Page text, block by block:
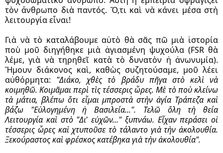
τὸν ἄνθρωπο διὰ παντός. Ὅ,τι καὶ νὰ κάνει μέσα στὴ
λειτουργία εἶναι!
Γιὰ νὰ τὸ καταλάβουμε αὐτὸ θὰ σᾶς πῶ μιὰ ἱστορία
ποὺ μοῦ διηγήθηκε μιὰ ἁγιασμένη ψυχούλα (FSR θὰ
λέμε, γιὰ νὰ τηρηθεῖ κατὰ τὸ δυνατὸν ἡ ἀνωνυμία).
Ἤμουν διάκονος καὶ, καθὼς συζητούσαμε, μοῦ λέει
αὐθόρμητα: "Διάκο, χθὲς τὸ βράδυ πῆγα στὸ κελὶ νὰ
κοιμηθῶ. Κοιμᾶμαι περὶ τὶς τέσσερις ὧρες. Μὲ τὸ ποὺ κλείνω
τὰ μάτια, βλέπω ὅτι εἶμαι μπροστὰ στὴν ἁγία Τράπεζα καὶ
βάζω "Εὐλογημένη ἡ Βασιλεία...".
Τελῶ ὅλη τὴ θεία
Λειτουργία καὶ στὸ "Δι' εὐχῶν..." ξυπνάω. Εἶχαν περάσει οἱ
τέσσερις ὧρες καὶ χτυποῦσε τὸ τάλαντο γιὰ τὴν ἀκολουθία.
Ξεκούραστος καὶ φρέσκος κατέβηκα γιὰ τὴν ἀκολουθία".